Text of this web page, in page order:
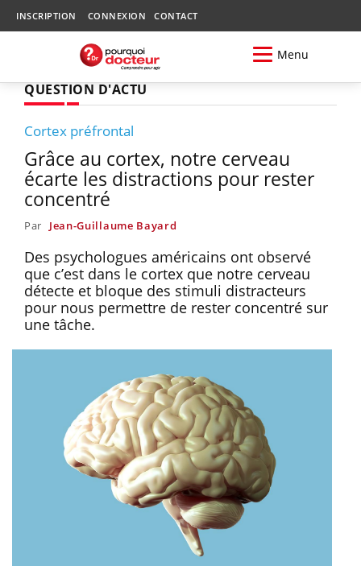
INSCRIPTION CONNEXION CONTACT
Menu
QUESTION D'ACTU
Cortex préfrontal
Grâce au cortex, notre cerveau
écarte les distractions pour rester
concentré
Par Jean-Guillaume Bayard
Des psychologues américains ont observé
que c’est dans le cortex que notre cerveau
détecte et bloque des stimuli distracteurs
pour nous permettre de rester concentré sur
une tâche.